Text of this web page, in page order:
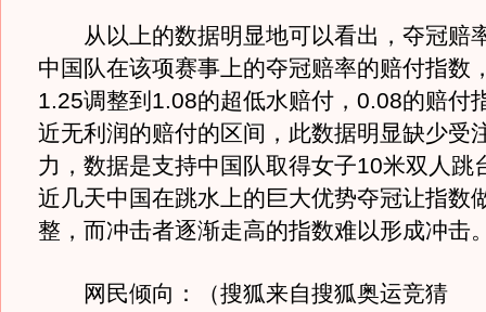
从以上的数据明显地可以看出，夺冠赔
中国队在该项赛事上的夺冠赔率的赔付指数
1.25调整到1.08的超低水赔付，0.08的赔付
近无利润的赔付的区间，此数据明显缺少受
力，数据是支持中国队取得女子10米双人跳
近几天中国在跳水上的巨大优势夺冠让指数
整，而冲击者逐渐走高的指数难以形成冲击
网民倾向：（搜狐来自搜狐奥运竞猜